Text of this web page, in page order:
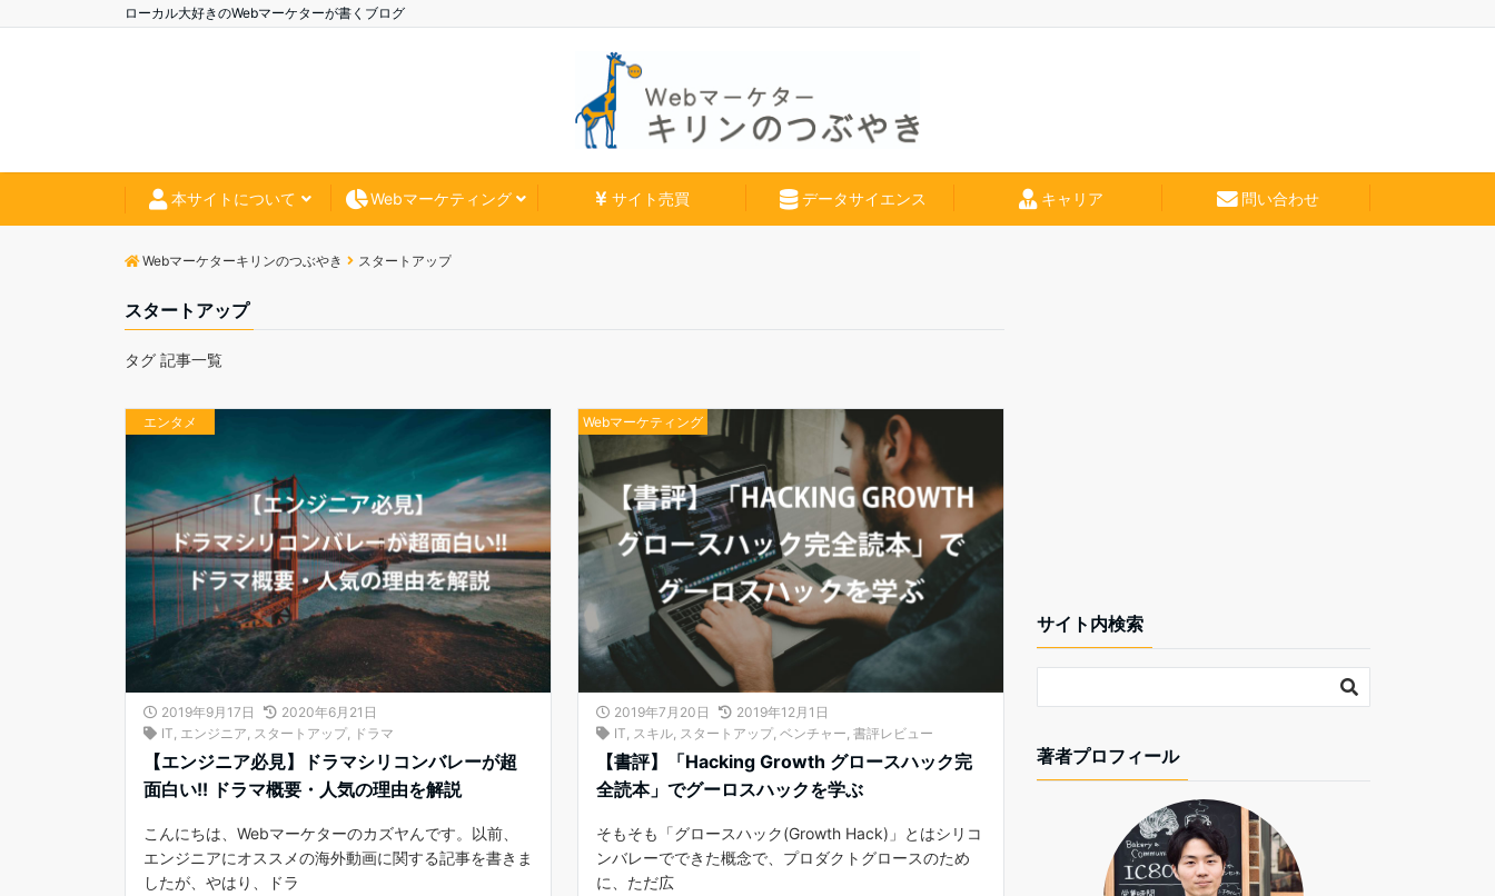
ローカル大好きのWebマーケターが書くブログ
本サイトについて Webマーケティング サイト売買 データサイエンス キャリア 問い合わせ
Webマーケターキリンのつぶやき スタートアップ
スタートアップ
タグ 記事一覧
エンタメ
2019年9月17日
2020年6月21日
IT エンジニア スタートアップ ドラマ
【エンジニア必見】ドラマシリコンバレーが超
面白い!! ドラマ概要・人気の理由を解説
こんにちは、Webマーケターのカズヤんです。以前、
エンジニアにオススメの海外動画に関する記事を書きま
したが、やはり、ドラ
Webマーケティング
2019年7月20日
2019年12月1日
IT スキル, スタートアップ, ベンチャー 書評レビュー
【書評】「Hacking Growth グロースハック完
全読本」でグーロスハックを学ぶ
そもそも「グロースハック(Growth Hack)」とはシリコ
ンバレーでできた概念で、プロダクトグロースのため
に、ただ広
サイト内検索
著者プロフィール